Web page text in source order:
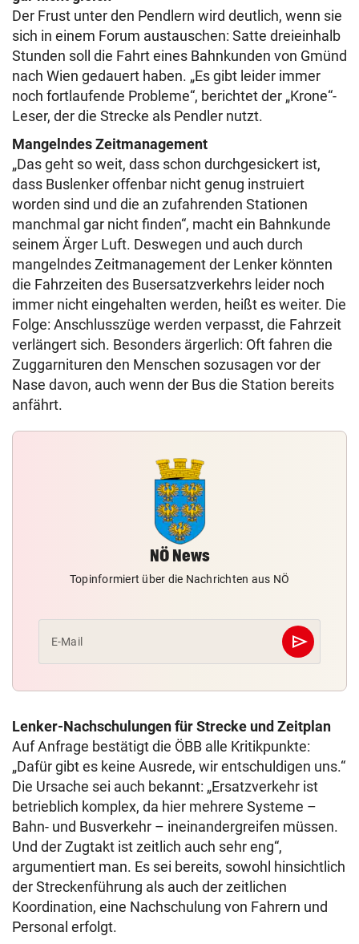
Der Frust unter den Pendlern wird deutlich, wenn sie
sich in einem Forum austauschen: Satte dreieinhalb
Stunden soll die Fahrt eines Bahnkunden von Gmünd
nach Wien gedauert haben. „Es gibt leider immer
noch fortlaufende Probleme“, berichtet der „Krone“-
Leser, der die Strecke als Pendler nutzt.
Mangelndes Zeitmanagement
„Das geht so weit, dass schon durchgesickert ist,
dass Buslenker offenbar nicht genug instruiert
worden sind und die an zufahrenden Stationen
manchmal gar nicht finden“, macht ein Bahnkunde
seinem Ärger Luft. Deswegen und auch durch
mangelndes Zeitmanagement der Lenker könnten
die Fahrzeiten des Busersatzverkehrs leider noch
immer nicht eingehalten werden, heißt es weiter. Die
Folge: Anschlusszüge werden verpasst, die Fahrzeit
verlängert sich. Besonders ärgerlich: Oft fahren die
Zuggarnituren den Menschen sozusagen vor der
Nase davon, auch wenn der Bus die Station bereits
anfährt.
NÖ News
Topinformiert über die Nachrichten aus NÖ
E-Mail send
Abschicken
Lenker-Nachschulungen für Strecke und Zeitplan
Auf Anfrage bestätigt die ÖBB alle Kritikpunkte:
„Dafür gibt es keine Ausrede, wir entschuldigen uns.“
Die Ursache sei auch bekannt: „Ersatzverkehr ist
betrieblich komplex, da hier mehrere Systeme –
Bahn- und Busverkehr – ineinandergreifen müssen.
Und der Zugtakt ist zeitlich auch sehr eng“,
argumentiert man. Es sei bereits, sowohl hinsichtlich
der Streckenführung als auch der zeitlichen
Koordination, eine Nachschulung von Fahrern und
Personal erfolgt.